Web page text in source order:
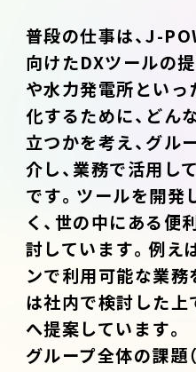
普段の仕事は、J-
向けたDXツールの
や水力発電所とい
化するために、どん
立つかを考え、グル
介し、業務で活用し
です。ツールを開発
く、世の中にある便
討しています。例え
ンで利用可能な業
は社内で検討した
へ提案しています。
グループ全体の課題